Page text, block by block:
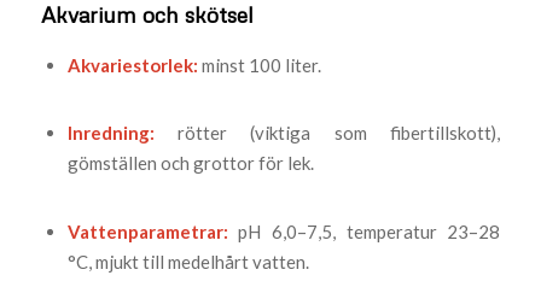
Akvarium och skötsel
Akvariestorlek: minst 100 liter.
Inredning: rötter (viktiga som fibertillskott),
gömställen och grottor för lek.
Vattenparametrar: pH 6,0–7,5, temperatur 23–28
°C, mjukt till medelhårt vatten.